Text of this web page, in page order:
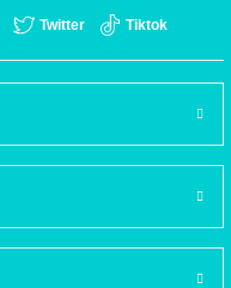
Twitter Tiktok